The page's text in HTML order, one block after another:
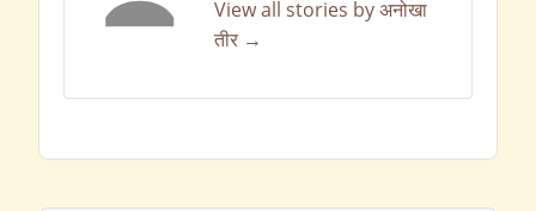
View all stories by अनोखा
तीर →